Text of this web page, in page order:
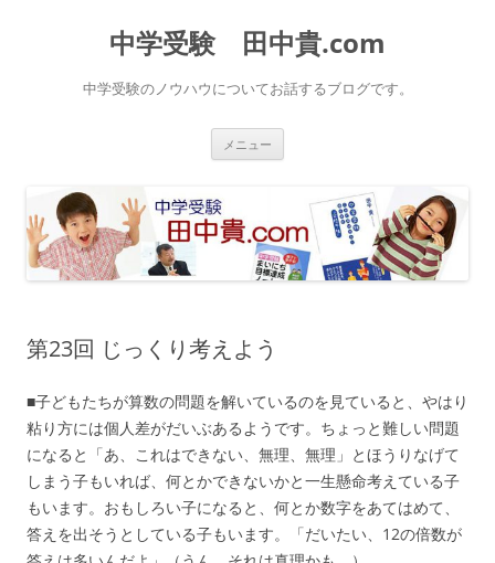
中学受験 田中貴.com
中学受験のノウハウについてお話するブログです。
メニュー
ス
キ
ッ
プ
第23回 じっくり考えよう
■子どもたちが算数の問題を解いているのを見ていると、やはり
粘り方には個人差がだいぶあるようです。ちょっと難しい問題
になると「あ、これはできない、無理、無理」とほうりなげて
しまう子もいれば、何とかできないかと一生懸命考えている子
もいます。おもしろい子になると、何とか数字をあてはめて、
答えを出そうとしている子もいます。「だいたい、12の倍数が